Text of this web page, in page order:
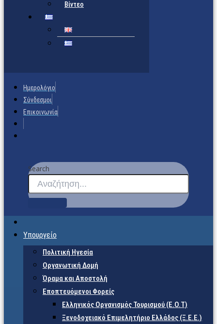
Βίντεο
Ημερολόγιο
Σύνδεσμοι
Επικοινωνία
Search
Υπουργείο
Πολιτική Ηγεσία
Οργανωτική Δομή
Όραμα και Αποστολή
Εποπτευόμενοι Φορείς
Eλληνικός Οργανισμός Τουρισμού (Ε.Ο.Τ)
Ξενοδοχειακό Επιμελητήριο Ελλάδος (Ξ.Ε.Ε.)